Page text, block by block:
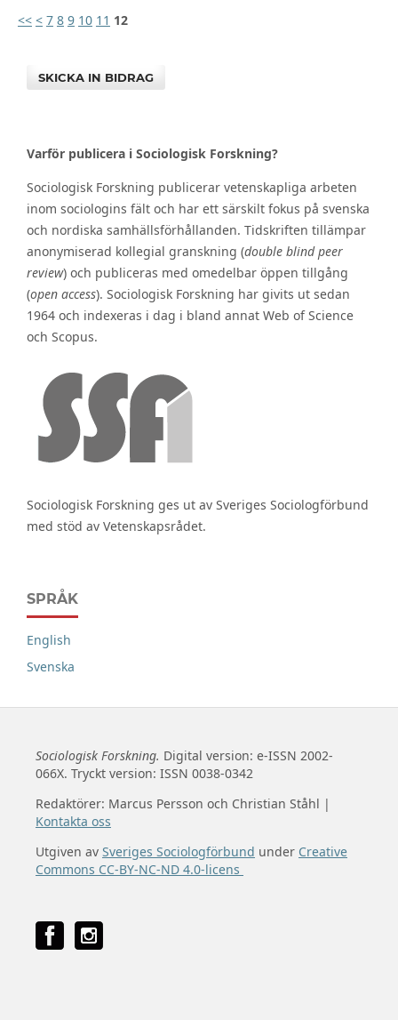
<< < 7 8 9 10 11 12
SKICKA IN BIDRAG
Varför publicera i Sociologisk Forskning?
Sociologisk Forskning publicerar vetenskapliga arbeten
inom sociologins fält och har ett särskilt fokus på svenska
och nordiska samhällsförhållanden. Tidskriften tillämpar
anonymiserad kollegial granskning (double blind peer
review) och publiceras med omedelbar öppen tillgång
(open access). Sociologisk Forskning har givits ut sedan
1964 och indexeras i dag i bland annat Web of Science
och Scopus.
Sociologisk Forskning ges ut av Sveriges Sociologförbund
med stöd av Vetenskapsrådet.
SPRÅK
English
Svenska
Sociologisk Forskning. Digital version: e-ISSN 2002-
066X. Tryckt version: ISSN 0038-0342
Redaktörer: Marcus Persson och Christian Ståhl |
Kontakta oss
Utgiven av Sveriges Sociologförbund under Creative
Commons CC-BY-NC-ND 4.0-licens